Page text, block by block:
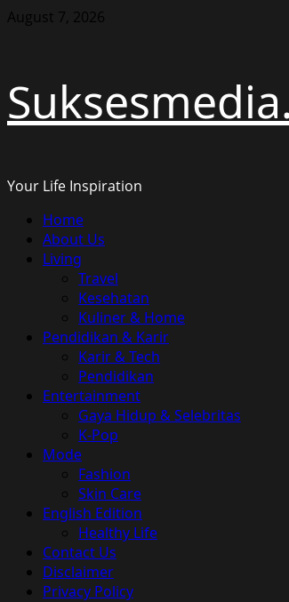
Skip
August 7, 2026
Your Life Inspiration
Primary
Menu
Home
About Us
Living
Travel
Kesehatan
Kuliner & Home
Pendidikan & Karir
Karir & Tech
Pendidikan
Entertainment
Gaya Hidup & Selebritas
K-Pop
Mode
Fashion
Skin Care
English Edition
Healthy Life
Contact Us
Disclaimer
Privacy Policy